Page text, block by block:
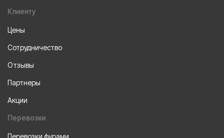
Клиенту
Цены
Сотрудничество
Отзывы
Партнеры
Акции
Перевозки
Перевозки фурами